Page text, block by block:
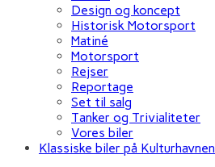
Design og koncept
Historisk Motorsport
Matiné
Motorsport
Rejser
Reportage
Set til salg
Tanker og Trivialiteter
Vores biler
Klassiske biler på Kulturhavnen